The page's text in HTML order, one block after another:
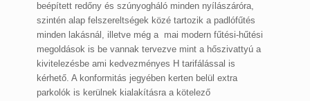
beépített redőny és szúnyogháló minden nyílászáróra,
szintén alap felszereltségek közé tartozik a padlófűtés
minden lakásnál, illetve még a mai modern fűtési-hűtési
megoldások is be vannak tervezve mint a hőszivattyú a
kivitelezésbe ami kedvezményes H tarifálással is
kérhető. A konformitás jegyében kerten belül extra
parkolók is kerülnek kialakításra a kötelező